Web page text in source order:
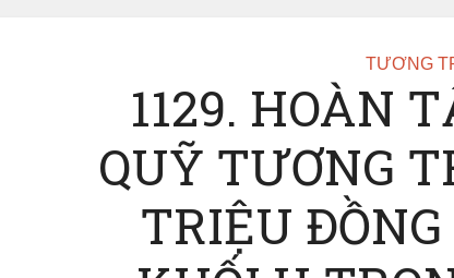
TƯƠNG
1129. HOÀN
QUỸ TƯƠNG
TRIỆU